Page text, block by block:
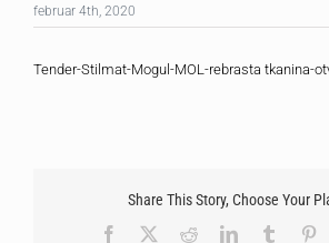
februar 4th, 2020
Tender-Stilmat-Mogul-MOL-rebrasta tkanina-
Share This Story, Choose Your
Facebook
RedditLinkedInTumblr